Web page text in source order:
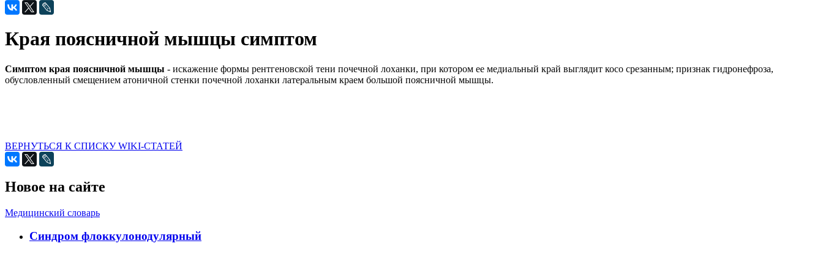
Края поясничной мышцы симптом
Симптом края поясничной мышцы - искажение формы рентгеновской тени почечной лоханки, при котором ее медиальный край выглядит косо срезанным; признак гидронефроза,
обусловленный смещением атоничной стенки почечной лоханки латеральным краем большой поясничной мышцы.
ВЕРНУТЬСЯ К СПИСКУ WIKI-СТАТЕЙ
Новое на сайте
Медицинский словарь
Cиндром флоккулонодулярный